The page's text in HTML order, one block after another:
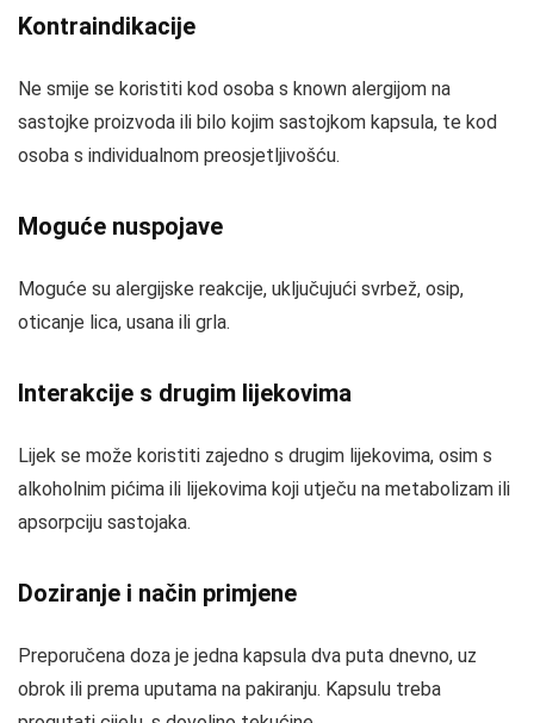
Kontraindikacije
Ne smije se koristiti kod osoba s known alergijom na
sastojke proizvoda ili bilo kojim sastojkom kapsula, te kod
osoba s individualnom preosjetljivošću.
Moguće nuspojave
Moguće su alergijske reakcije, uključujući svrbež, osip,
oticanje lica, usana ili grla.
Interakcije s drugim lijekovima
Lijek se može koristiti zajedno s drugim lijekovima, osim s
alkoholnim pićima ili lijekovima koji utječu na metabolizam ili
apsorpciju sastojaka.
Doziranje i način primjene
Preporučena doza je jedna kapsula dva puta dnevno, uz
obrok ili prema uputama na pakiranju. Kapsulu treba